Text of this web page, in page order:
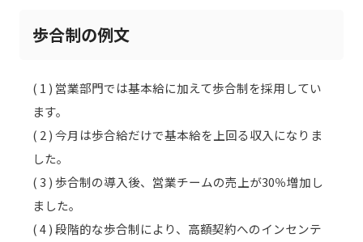
歩合制の例文
( 1 ) 営業部門では基本給に加えて歩合制を採用してい
ます。
( 2 ) 今月は歩合給だけで基本給を上回る収入になりま
した。
( 3 ) 歩合制の導入後、営業チームの売上が30％増加し
ました。
( 4 ) 段階的な歩合制により、高額契約へのインセンテ